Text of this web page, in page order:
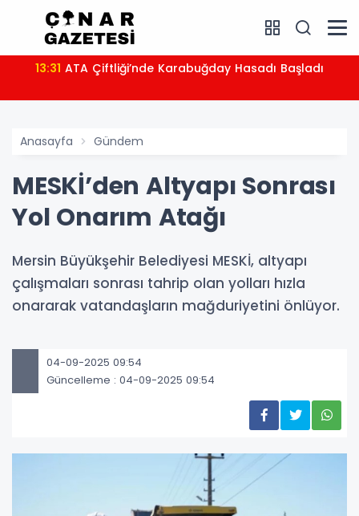
13:31 ATA Çiftliği’nde Karabuğday Hasadı Başladı
Anasayfa Gündem
MESKİ’den Altyapı Sonrası
Yol Onarım Atağı
Mersin Büyükşehir Belediyesi MESKİ, altyapı
çalışmaları sonrası tahrip olan yolları hızla
onararak vatandaşların mağduriyetini önlüyor.
04-09-2025 09:54
Güncelleme : 04-09-2025 09:54